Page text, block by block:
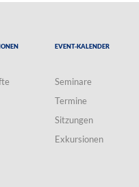
Event-Kalender
Seminare
Termine
Sitzungen
Exkursionen